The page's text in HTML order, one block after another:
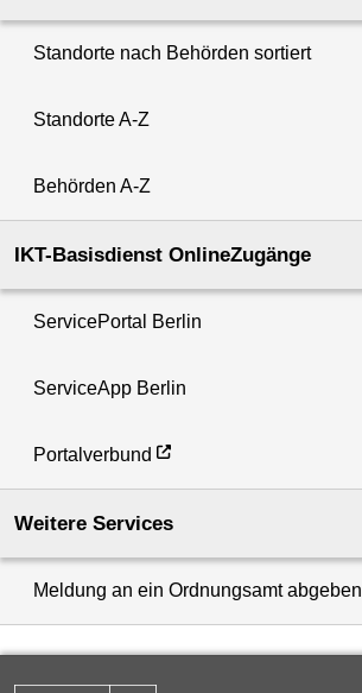
Standorte nach Behörden sortiert
Standorte A-Z
Behörden A-Z
IKT-Basisdienst OnlineZugänge
ServicePortal Berlin
ServiceApp Berlin
Portalverbund
Weitere Services
Meldung an ein Ordnungsamt abgeben